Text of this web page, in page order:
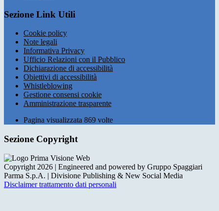
Sezione Link Utili
Cookie policy
Note legali
Informativa Privacy
Ufficio Relazioni con il Pubblico
Dichiarazione di accessibilità
Obiettivi di accessibilità
Whistleblowing
Gestione consensi cookie
Amministrazione trasparente
Pagina visualizzata 869 volte
Sezione Copyright
Copyright 2026 | Engineered and powered by Gruppo Spaggiari
Parma S.p.A. | Divisione Publishing & New Social Media
Disclaimer trattamento dati personali